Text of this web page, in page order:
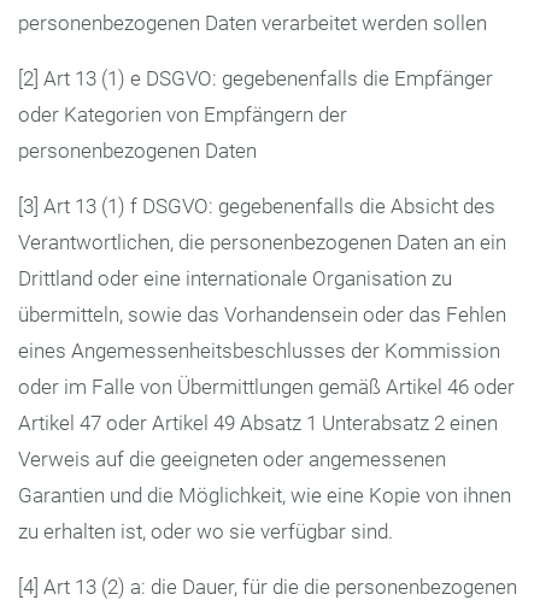
personenbezogenen Daten verarbeitet werden sollen
[2] Art 13 (1) e DSGVO: gegebenenfalls die Empfänger
oder Kategorien von Empfängern der
personenbezogenen Daten
[3] Art 13 (1) f DSGVO: gegebenenfalls die Absicht des
Verantwortlichen, die personenbezogenen Daten an ein
Drittland oder eine internationale Organisation zu
übermitteln, sowie das Vorhandensein oder das Fehlen
eines Angemessenheitsbeschlusses der Kommission
oder im Falle von Übermittlungen gemäß Artikel 46 oder
Artikel 47 oder Artikel 49 Absatz 1 Unterabsatz 2 einen
Verweis auf die geeigneten oder angemessenen
Garantien und die Möglichkeit, wie eine Kopie von ihnen
zu erhalten ist, oder wo sie verfügbar sind.
[4] Art 13 (2) a: die Dauer, für die die personenbezogenen